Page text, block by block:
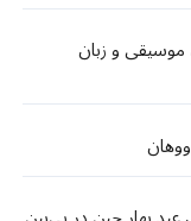
و زبان